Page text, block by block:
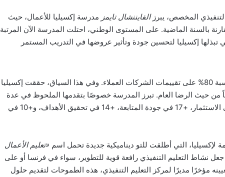
الفايننشال تايمز مدرسة إكسيليا للأعمال، حيث
43 عالمياً، بزيادة 9 مراتب مقارنة بالسنة الماضية. على المستوى الوطني، احتلت المدرسة الآن المرتبة
تبذلها إكسيليا لتحسين جودة وتأثير عروضها في التدريب المستمر
ما يميز هذا التصنيف الدولي هو أنه يعتمد بنسبة 80% على تقييمات الشركات العملاء. وفي هذا السياق، حققت إكسيليا
حيث وصلت إلى المرتبة 33 عالمياً من حيث الرضا العام. تبرز المدرسة خصوصًا بتقدمها الملحوظ في عدة
معايير استراتيجية: +19 مرتبة في العائد على الاستثمار، +17 في جودة المتابعة، +14 في تحقيق الأهداف، و+10 في
لإكسيليا، التي أطلقت للتو ديناميكية جديدة تحمل اسم «تعليم الأعمال
نشاط التعليم التنفيذي رافعة قوية للتطوير، سواء في فرنسا أو على
مؤخرًا مديرًا لمركز التعليم التنفيذي، هذه الطموحات لتقديم حلول